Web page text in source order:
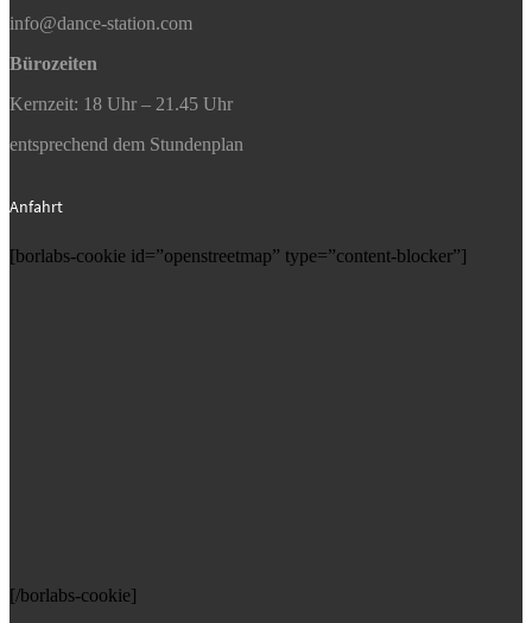
info@dance-station.com
Bürozeiten
Kernzeit: 18 Uhr – 21.45 Uhr
entsprechend dem Stundenplan
Anfahrt
[borlabs-cookie id=”openstreetmap” type=”content-blocker”]
[/borlabs-cookie]